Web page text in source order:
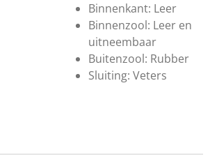
Binnenkant: Leer
Binnenzool: Leer en
uitneembaar
Buitenzool: Rubber
Sluiting: Veters